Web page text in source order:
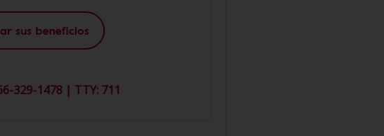
sus beneficios
329-1478 | TTY: 711